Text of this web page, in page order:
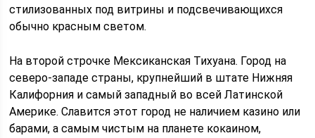
стилизованных под витрины и подсвечивающихся
обычно красным светом.
На второй строчке Мексиканская Тихуана. Город на
северо-западе страны, крупнейший в штате Нижняя
Калифорния и самый западный во всей Латинской
Америке. Славится этот город не наличием казино или
барами, а самым чистым на планете кокаином,